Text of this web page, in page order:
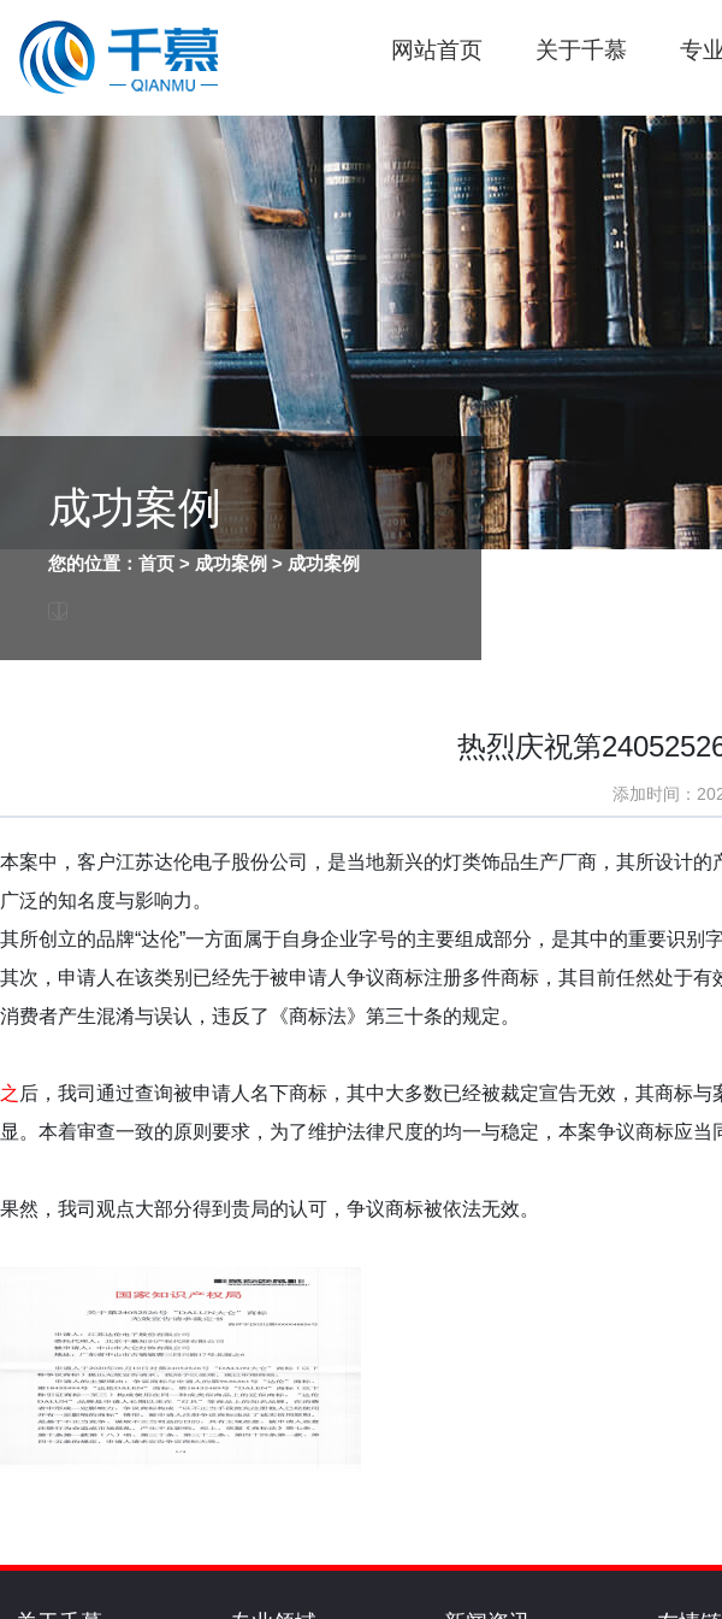
网站首页 关于千慕 专
成功案例
您的位置：首页 > 成功案例 > 成功案例
热烈庆祝第
添加时间：
本案中，客户江苏达伦电子股份公司，是当地新兴的灯类饰品生产厂商，其所设计
广泛的知名度与影响力。
其所创立的品牌“达伦”一方面属于自身企业字号的主要组成部分，是其中的重要识
其次，申请人在该类别已经先于被申请人争议商标注册多件商标，其目前任然处于
消费者产生混淆与误认，违反了《商标法》第三十条的规定。
之 后，我司通过查询被申请人名下商标，其中大多数已经被裁定宣告无效，其商标
显。本着审查一致的原则要求，为了维护法律尺度的均一与稳定，本案争议商标应当
果然，我司观点大部分得到贵局的认可，争议商标被依法无效。